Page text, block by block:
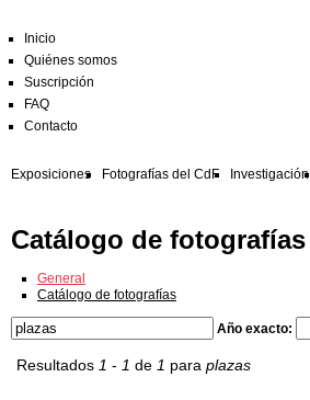
Inicio
Quiénes somos
Suscripción
FAQ
Contacto
Catálogo de fotografías
General
Catálogo de fotografías
Año exacto:
Resultados 1 - 1 de 1 para plazas
Exposiciones Fotografías del CdF Investigación